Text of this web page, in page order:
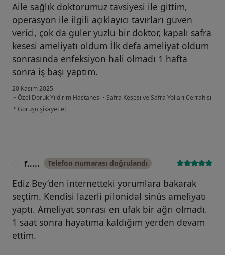
Aile sağlık doktorumuz tavsiyesi ile gittim,
operasyon ile ilgili açıklayıcı tavırları güven
verici, çok da güler yüzlü bir doktor, kapalı safra
kesesi ameliyatı oldum İlk defa ameliyat oldum
sonrasında enfeksiyon hali olmadı 1 hafta
sonra iş başı yaptım.
20 Kasım 2025
• Özel Doruk Yıldırım Hastanesi • Safra Kesesi ve Safra Yolları Cerrahisi
• kullanıcının görüşüne göre di...u
Görüşü şikayet et
f..... Telefon numarası doğrulandı
Ediz Bey’den internetteki yorumlara bakarak
seçtim. Kendisi lazerli pilonidal sinüs ameliyatı
yaptı. Ameliyat sonrası en ufak bir ağrı olmadı.
1 saat sonra hayatıma kaldığım yerden devam
ettim.